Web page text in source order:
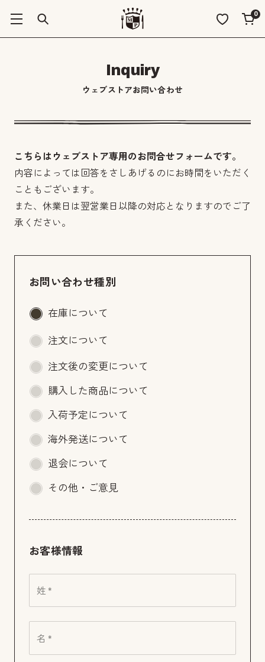
0
Inquiry
ウェブストアお問い合わせ
こちらはウェブストア専用のお問合せフォームです。
内容によっては回答をさしあげるのにお時間をいただく
こともございます。
また、休業日は翌営業日以降の対応となりますのでご了
承ください。
お問い合わせ種別
在庫について
注文について
注文後の変更について
購入した商品について
入荷予定について
海外発送について
退会について
その他・ご意見
お客様情報
姓 *
名 *